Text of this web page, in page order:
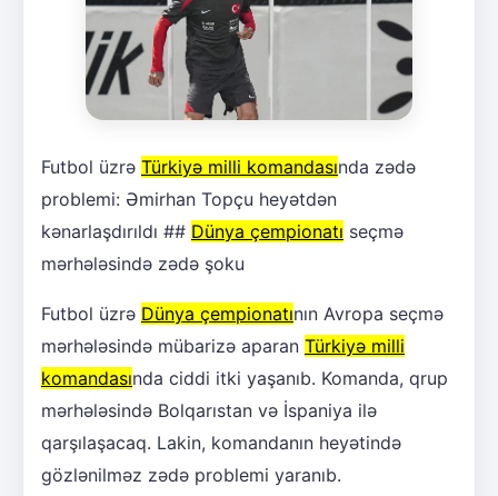
Futbol üzrə Türkiyə milli komandasında zədə
problemi: Əmirhan Topçu heyətdən
kənarlaşdırıldı ## Dünya çempionatı seçmə
mərhələsində zədə şoku
Futbol üzrə Dünya çempionatının Avropa seçmə
mərhələsində mübarizə aparan Türkiyə milli
komandasında ciddi itki yaşanıb. Komanda, qrup
mərhələsində Bolqarıstan və İspaniya ilə
qarşılaşacaq. Lakin, komandanın heyətində
gözlənilməz zədə problemi yaranıb.